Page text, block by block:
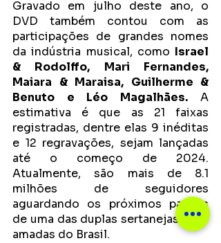
Gravado em julho deste ano, o
DVD também contou com as
participações de grandes nomes
da indústria musical, como Israel
& Rodolffo, Mari Fernandes,
Maiara & Maraisa, Guilherme &
Benuto e Léo Magalhães. A
estimativa é que as 21 faixas
registradas, dentre elas 9 inéditas
e 12 regravações, sejam lançadas
até o começo de 2024.
Atualmente, são mais de 8.1
milhões de seguidores
aguardando os próximos passos
de uma das duplas sertanejas mais
amadas do Brasil.